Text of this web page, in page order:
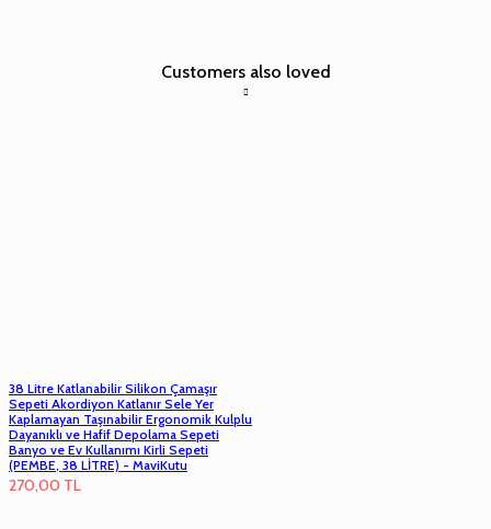
Customers also loved
38 Litre Katlanabilir Silikon Çamaşır
Sepeti Akordiyon Katlanır Sele Yer
Kaplamayan Taşınabilir Ergonomik Kulplu
Dayanıklı ve Hafif Depolama Sepeti
Banyo ve Ev Kullanımı Kirli Sepeti
(PEMBE, 38 LİTRE) - MaviKutu
270,00 TL